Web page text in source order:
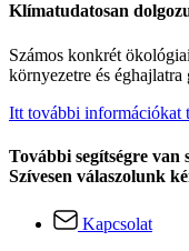
Klímatudatosan
Számos konkrét
környezetre és
Itt további információkat
További segítségre van
Szívesen válaszolunk
Kapcsolat